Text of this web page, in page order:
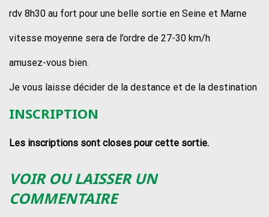
rdv 8h30 au fort pour une belle sortie en Seine et Marne
vitesse moyenne sera de l’ordre de 27-30 km/h
amusez-vous bien.
Je vous laisse décider de la destance et de la destination
INSCRIPTION
Les inscriptions sont closes pour cette sortie.
VOIR OU LAISSER UN
COMMENTAIRE